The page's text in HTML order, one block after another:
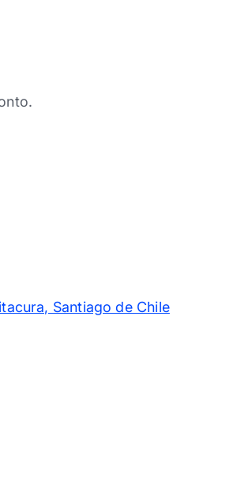
Santiago de Chile